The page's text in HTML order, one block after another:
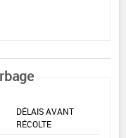
DÉLAIS AVANT
RÉCOLTE